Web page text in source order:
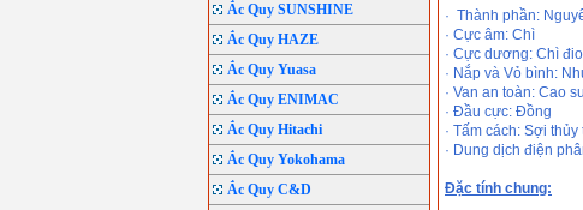
Ắc Quy SUNSHINE
Ắc Quy HAZE
Ắc Quy Yuasa
Ắc Quy ENIMAC
Ắc Quy Hitachi
Ắc Quy Yokohama
Ắc Quy C&D
· Thành phần:
· Cực âm: Chì
· Cực dương: Chì
· Nắp và Vỏ bình:
· Van an toàn: Cao su
· Đầu cực: Đồng
· Tấm cách: Sợi thủy
· Dung dịch điện
Đặc tính chung: